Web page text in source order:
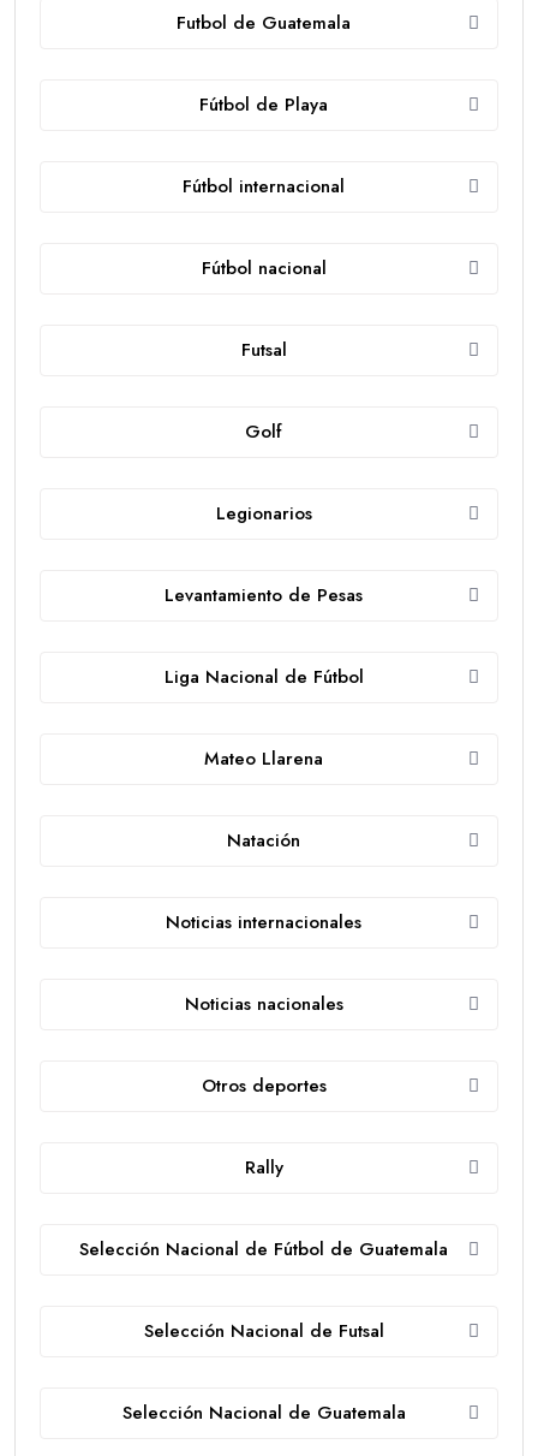
Futbol de Guatemala
Fútbol de Playa
Fútbol internacional
Fútbol nacional
Futsal
Golf
Legionarios
Levantamiento de Pesas
Liga Nacional de Fútbol
Mateo Llarena
Natación
Noticias internacionales
Noticias nacionales
Otros deportes
Rally
Selección Nacional de Fútbol de Guatemala
Selección Nacional de Futsal
Selección Nacional de Guatemala